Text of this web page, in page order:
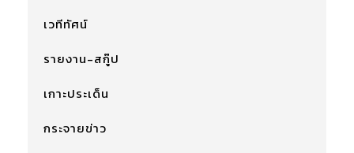
เวทีทัศน์
รายงาน-สกู๊ป
เกาะประเด็น
กระจายข่าว